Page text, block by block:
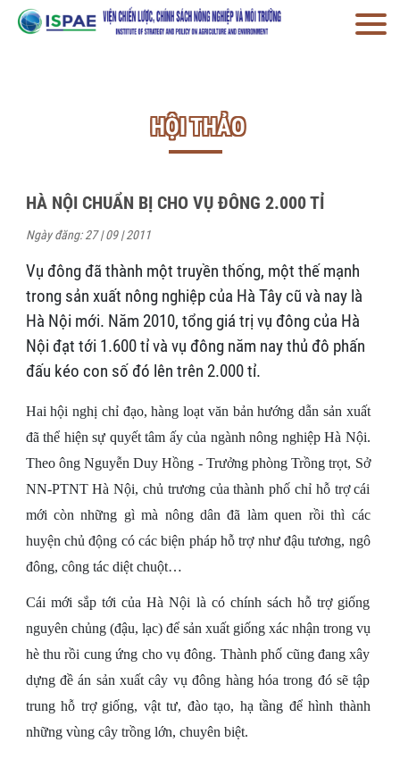
HỘI THẢO
HÀ NỘI CHUẨN BỊ CHO VỤ ĐÔNG 2.000 TỈ
Ngày đăng: 27 | 09 | 2011
Vụ đông đã thành một truyền thống, một thế mạnh
trong sản xuất nông nghiệp của Hà Tây cũ và nay là
Hà Nội mới. Năm 2010, tổng giá trị vụ đông của Hà
Nội đạt tới 1.600 tỉ và vụ đông năm nay thủ đô phấn
đấu kéo con số đó lên trên 2.000 tỉ.
Hai hội nghị chỉ đạo, hàng loạt văn bản hướng dẫn sản xuất
đã thể hiện sự quyết tâm ấy của ngành nông nghiệp Hà Nội.
Theo ông Nguyễn Duy Hồng - Trưởng phòng Trồng trọt, Sở
NN-PTNT Hà Nội, chủ trương của thành phố chỉ hỗ trợ cái
mới còn những gì mà nông dân đã làm quen rồi thì các
huyện chủ động có các biện pháp hỗ trợ như đậu tương, ngô
đông, công tác diệt chuột…
Cái mới sắp tới của Hà Nội là có chính sách hỗ trợ giống
nguyên chủng (đậu, lạc) để sản xuất giống xác nhận trong vụ
hè thu rồi cung ứng cho vụ đông. Thành phố cũng đang xây
dựng đề án sản xuất cây vụ đông hàng hóa trong đó sẽ tập
trung hỗ trợ giống, vật tư, đào tạo, hạ tầng để hình thành
những vùng cây trồng lớn, chuyên biệt.